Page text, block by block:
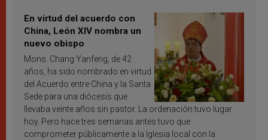
En virtud del acuerdo con
China, León XIV nombra un
nuevo obispo
Mons. Chang Yanfeng, de 42
años, ha sido nombrado en virtud
del Acuerdo entre China y la Santa
Sede para una diócesis que
llevaba veinte años sin pastor. La ordenación tuvo lugar
hoy. Pero hace tres semanas antes tuvo que
comprometer públicamente a la Iglesia local con la